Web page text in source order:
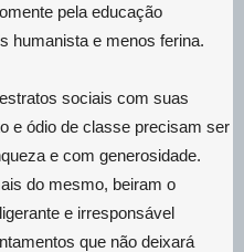
pela educação
humanista e menos ferina.
sociais com suas
e ódio de classe precisam ser
e com generosidade.
do mesmo, beiram o
e irresponsável
que não deixará